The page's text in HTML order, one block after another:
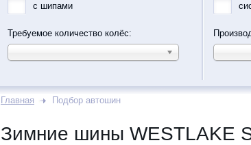
с шипами
Требуемое количество колёс:
Главная Подбор автошин
Зимние шины WESTLAKE